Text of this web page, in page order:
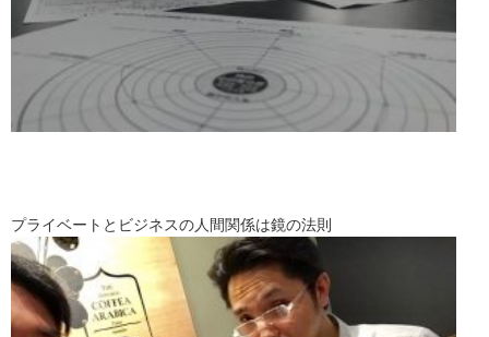
プライベートとビジネスの人間関係は鏡の法則